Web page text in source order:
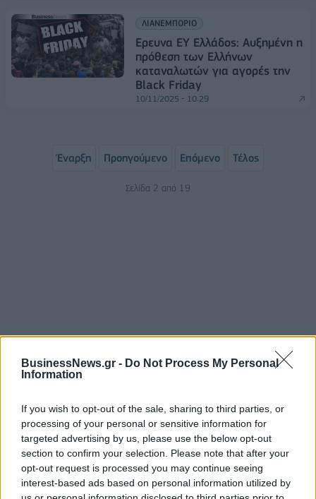
BusinessNews.gr - Do Not Process My Personal
Information
If you wish to opt-out of the sale, sharing to third parties, or
processing of your personal or sensitive information for
targeted advertising by us, please use the below opt-out
section to confirm your selection. Please note that after your
opt-out request is processed you may continue seeing
interest-based ads based on personal information utilized by
ΛΙΑΝΕΜΠΟΡΙΟ
Ερευνα ΕΥ Ελλάδος: Αυξημένη η
πρόθεση των Ελλήνων
καταναλωτών για αγορές την
Black Friday
10/11/2025 - 10:29
Έναρξη Προηγούμενο Επόμενο Τέλος
Σελίδα 2 από 19
ΡΟΗ ΕΙΔΗΣΕΩΝ
Κορυφώνεται η έξοδος του Αυγούστου – Πάνω από
56.000 επιβάτες αναχωρούν σήμερα από τα
λιμάνια της Αττικής
08/08/2026 - 14:30 ΕΛΛΑΔΑ
Δυτική Αττική: Η επόμενη ημέρα μετά τις πυρκαγιές